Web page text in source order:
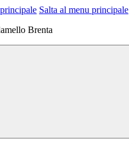
Salta al menu principale
Brenta